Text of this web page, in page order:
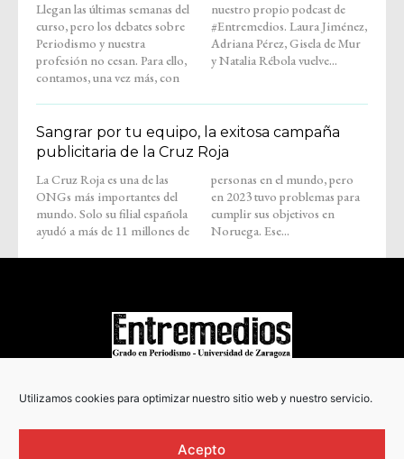
Utilizamos cookies para optimizar nuestro sitio web y nuestro servicio.
Acepto
Llegan las últimas semanas del
curso, pero los debates sobre
Periodismo y nuestra
profesión no cesan. Para ello,
contamos, una vez más, con
nuestro propio podcast de
#Entremedios. Laura Jiménez,
Adriana Pérez, Gisela de Mur
y Natalia Rébola vuelve...
Sangrar por tu equipo, la exitosa campaña
publicitaria de la Cruz Roja
La Cruz Roja es una de las
ONGs más importantes del
mundo. Solo su filial española
ayudó a más de 11 millones de
personas en el mundo, pero
en 2023 tuvo problemas para
cumplir sus objetivos en
Noruega. Ese...